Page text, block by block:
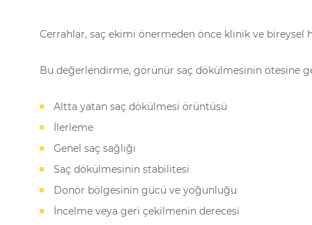
Cerrahlar, saç ekimi önermeden önce klinik ve
Bu değerlendirme, görünür saç dökülmesinin ötesine
Altta yatan saç dökülmesi örüntüsü
İlerleme
Genel saç sağlığı
Saç dökülmesinin stabilitesi
Donör bölgesinin gücü ve yoğunluğu
İncelme veya geri çekilmenin derecesi